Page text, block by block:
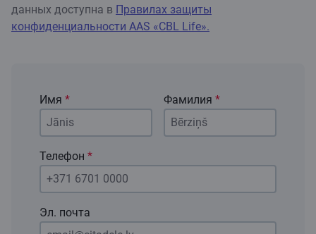
данных доступна в Правилах защиты
конфиденциальности AAS «CBL Life».
Имя * Фамилия *
Телефон *
Эл. почта